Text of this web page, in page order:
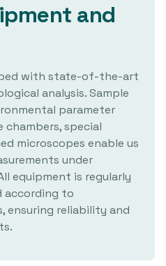
and
with state-of-the-art
analysis. Sample
parameter
special
microscopes enable us
under
equipment is regularly
according to
ensuring reliability and